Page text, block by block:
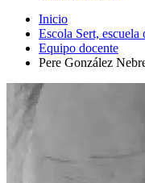
Inicio
Escola Sert, escuela
Equipo docente
Pere González